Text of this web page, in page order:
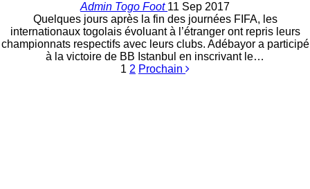
Admin Togo Foot 11 Sep 2017
Quelques jours après la fin des journées FIFA, les
internationaux togolais évoluant à l’étranger ont repris leurs
championnats respectifs avec leurs clubs. Adébayor a participé
à la victoire de BB Istanbul en inscrivant le…
1 2 Prochain